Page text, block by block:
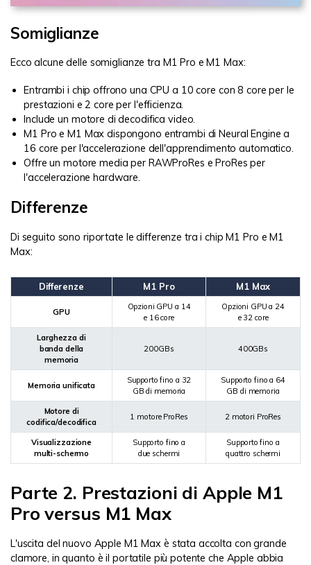
Somiglianze
Ecco alcune delle somiglianze tra M1 Pro e M1 Max:
Entrambi i chip offrono una CPU a 10 core con 8 core per le
prestazioni e 2 core per l'efficienza.
Include un motore di decodifica video.
M1 Pro e M1 Max dispongono entrambi di Neural Engine a
16 core per l'accelerazione dell'apprendimento automatico.
Offre un motore media per RAWProRes e ProRes per
l'accelerazione hardware.
Differenze
Di seguito sono riportate le differenze tra i chip M1 Pro e M1
Max:
Differenze M1 Pro M1 Max
GPU
Opzioni GPU a 14
e 16 core
Opzioni GPU a 24
e 32 core
Larghezza di
banda della
memoria
200GBs 400GBs
Memoria unificata
Supporto fino a 32
GB di memoria
Supporto fino a 64
GB di memoria
Motore di
codifica/decodifica
1 motore ProRes 2 motori ProRes
Visualizzazione
multi-schermo
Supporto fino a
due schermi
Supporto fino a
quattro schermi
Parte 2. Prestazioni di Apple M1
Pro versus M1 Max
L'uscita del nuovo Apple M1 Max è stata accolta con grande
clamore, in quanto è il portatile più potente che Apple abbia